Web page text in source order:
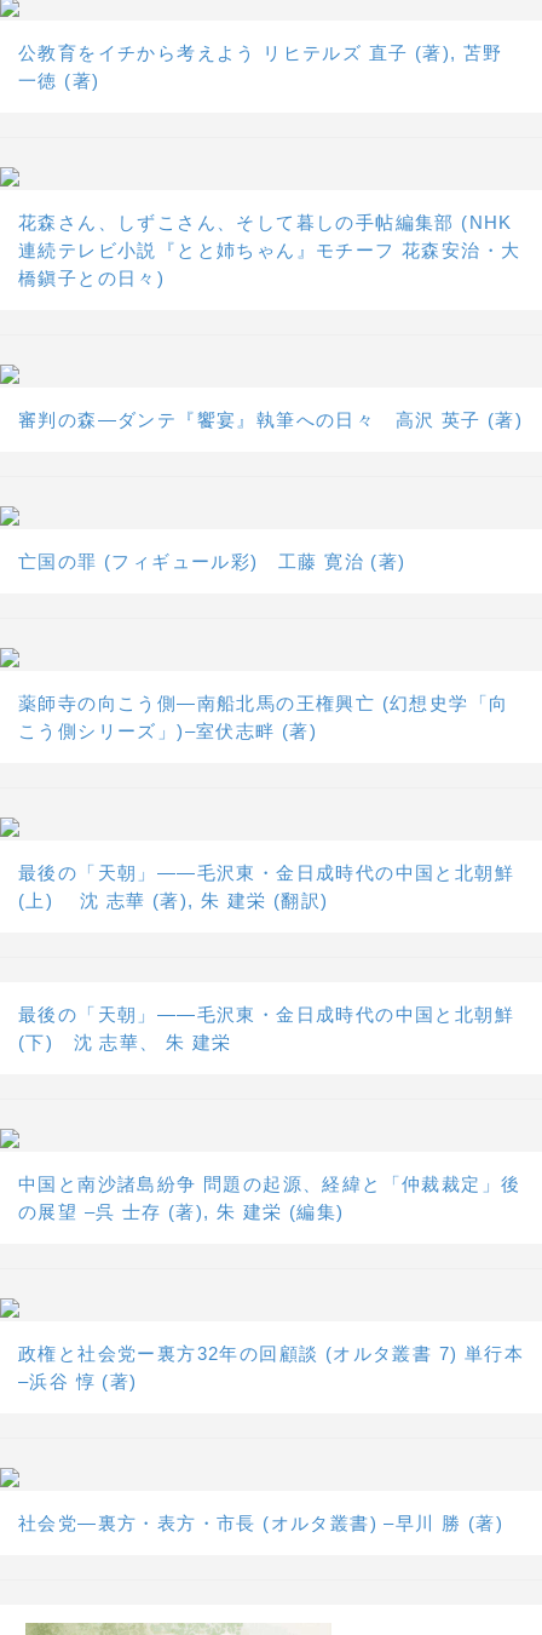
公教育をイチから考えよう リヒテルズ 直子 (著), 苫野
一徳 (著)
花森さん、しずこさん、そして暮しの手帖編集部 (NHK
連続テレビ小説『とと姉ちゃん』モチーフ 花森安治・大
橋鎭子との日々)
審判の森―ダンテ『饗宴』執筆への日々 高沢 英子 (著)
亡国の罪 (フィギュール彩) 工藤 寛治 (著)
薬師寺の向こう側―南船北馬の王権興亡 (幻想史学「向
こう側シリーズ」)–室伏志畔 (著)
最後の「天朝」――毛沢東・金日成時代の中国と北朝鮮
(上) 沈 志華 (著), 朱 建栄 (翻訳)
最後の「天朝」――毛沢東・金日成時代の中国と北朝鮮
(下) 沈 志華、 朱 建栄
中国と南沙諸島紛争 問題の起源、経緯と「仲裁裁定」後
の展望 –呉 士存 (著), 朱 建栄 (編集)
政権と社会党ー裏方32年の回顧談 (オルタ叢書 7) 単行本
–浜谷 惇 (著)
社会党―裏方・表方・市長 (オルタ叢書) –早川 勝 (著)